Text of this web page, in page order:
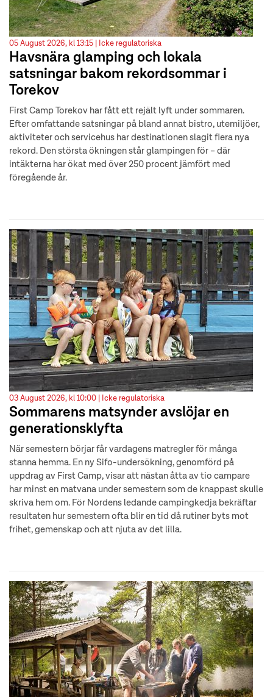
05 August 2026, kl 13:15 | Icke regulatoriska
Havsnära glamping och lokala
satsningar bakom rekordsommar i
Torekov
First Camp Torekov har fått ett rejält lyft under sommaren.
Efter omfattande satsningar på bland annat bistro, utemiljöer,
aktiviteter och servicehus har destinationen slagit flera nya
rekord. Den största ökningen står glampingen för – där
intäkterna har ökat med över 250 procent jämfört med
föregående år.
03 August 2026, kl 10:00 | Icke regulatoriska
Sommarens matsynder avslöjar en
generationsklyfta
När semestern börjar får vardagens matregler för många
stanna hemma. En ny Sifo-undersökning, genomförd på
uppdrag av First Camp, visar att nästan åtta av tio campare
har minst en matvana under semestern som de knappast skulle
skriva hem om. För Nordens ledande campingkedja bekräftar
resultaten hur semestern ofta blir en tid då rutiner byts mot
frihet, gemenskap och att njuta av det lilla.